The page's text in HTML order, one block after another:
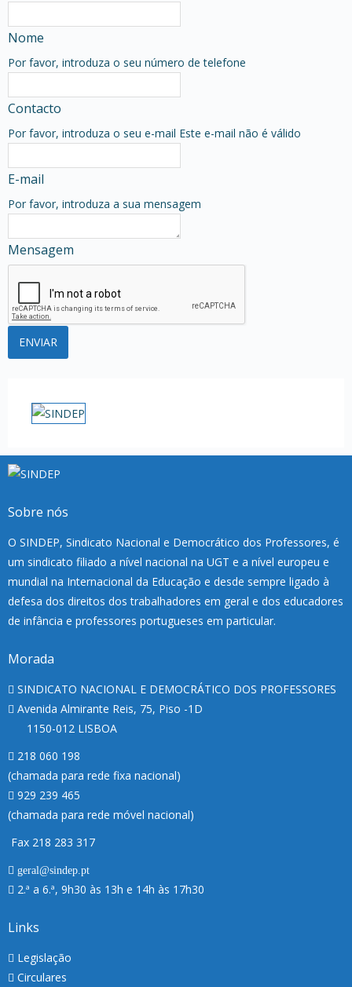
Nome
Por favor, introduza o seu número de telefone
Contacto
Por favor, introduza o seu e-mail Este e-mail não é válido
E-mail
Por favor, introduza a sua mensagem
Mensagem
Sobre nós
O SINDEP, Sindicato Nacional e Democrático dos Professores, é
um sindicato filiado a nível nacional na UGT e a nível europeu e
mundial na Internacional da Educação e desde sempre ligado à
defesa dos direitos dos trabalhadores em geral e dos educadores
de infância e professores portugueses em particular.
Morada
SINDICATO NACIONAL E DEMOCRÁTICO DOS PROFESSORES
Avenida Almirante Reis, 75, Piso -1D
1150-012 LISBOA
218 060 198
(chamada para rede fixa nacional)
929 239 465
(chamada para rede móvel nacional)
Fax 218 283 317
geral@sindep.pt
2.ª a 6.ª, 9h30 às 13h e 14h às 17h30
Links
Legislação
Circulares